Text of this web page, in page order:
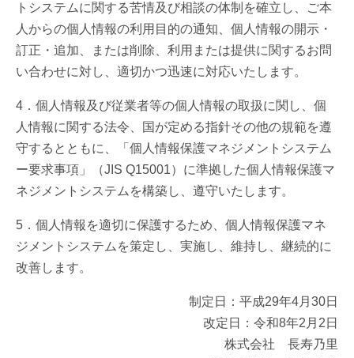
トシステムに関する苦情及び相談の体制を確立し、ご本
人からの個人情報の利用目的の通知、個人情報の開示・
訂正・追加、または削除、利用または提供に関するお問
い合わせに対し、適切かつ迅速に対応いたします。
4．個人情報及び従業者等の個人情報の取扱に関し、個
人情報に関する法令、国が定める指針その他の規範を遵
守するとともに、「個人情報保護マネジメントシステム
ー要求事項」（JIS Q15001）に準拠した個人情報保護マ
ネジメントシステムを構築し、遵守いたします。
5．個人情報を適切に保護するため、個人情報保護マネ
ジメントシステムを策定し、実施し、維持し、継続的に
改善します。
制定日：平成29年4月30日
改定日：令和8年2月2日
株式会社 長寿乃里